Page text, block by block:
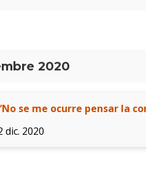
2020
se me ocurre pensar la
dic. 2020